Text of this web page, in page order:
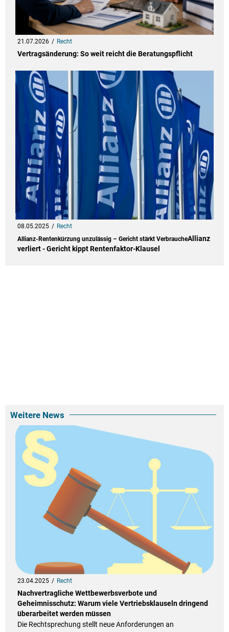
21.07.2026 Recht
Vertragsänderung: So weit reicht die Beratungspflicht
08.05.2025
Recht
Allianz-Rentenkürzung unzulässig – Gericht stärkt VerbraucheAllianz
verliert - Gericht kippt Rentenfaktor-Klausel
Weitere News
23.04.2025 Recht
Nachvertragliche Wettbewerbsverbote und
Geheimnisschutz: Warum viele Vertriebsklauseln dringend
überarbeitet werden müssen
Die Rechtsprechung stellt neue Anforderungen an